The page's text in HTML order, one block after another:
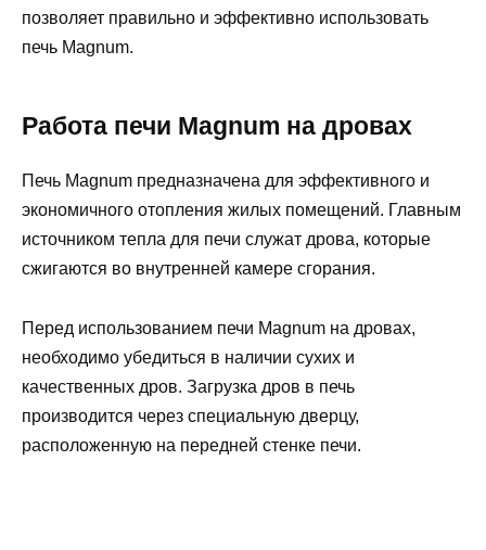
позволяет правильно и эффективно использовать
печь Magnum.
Работа печи Magnum на дровах
Печь Magnum предназначена для эффективного и
экономичного отопления жилых помещений. Главным
источником тепла для печи служат дрова, которые
сжигаются во внутренней камере сгорания.
Перед использованием печи Magnum на дровах,
необходимо убедиться в наличии сухих и
качественных дров. Загрузка дров в печь
производится через специальную дверцу,
расположенную на передней стенке печи.